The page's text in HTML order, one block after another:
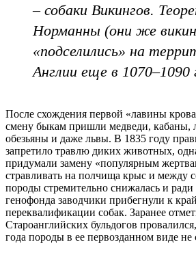
– собаки Викингов.
Норманны (они же
«подселились» на
Англии еще в 1070–1090
После схождения первой «лавины
смену быкам пришли медведи, кабаны,
обезьяны и даже львы. В 1835 году
запретило травлю диких животных,
придумали замену «популярным
стравливать на полчища крыс и между
породы стремительно снижалась и ради
генофонда заводчики прибегнули к
переквалификации собак. Заранее
Староанглийских бульдогов
года породы в ее первозданном виде не